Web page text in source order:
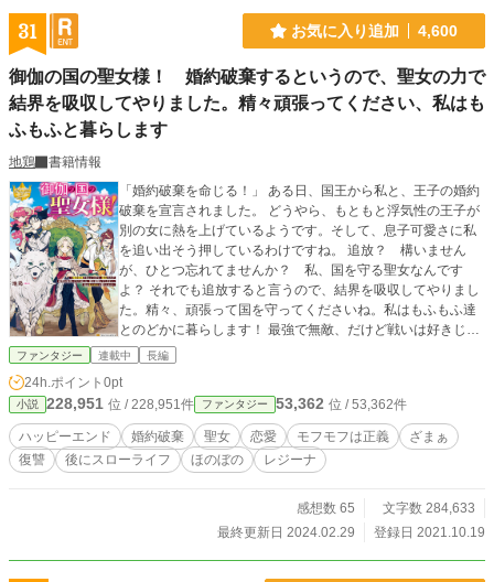
31 お気に入り追加 4,600
御伽の国の聖女様！ 婚約破棄するというので、聖女の力で
結界を吸収してやりました。精々頑張ってください、私はも
ふもふと暮らします
地鶏
書籍情報
「婚約破棄を命じる！」 ある日、国王から私と、王子の婚約
破棄を宣言されました。 どうやら、もともと浮気性の王子が
別の女に熱を上げているようです。そして、息子可愛さに私
を追い出そう押しているわけですね。 追放？ 構いません
が、ひとつ忘れてませんか？ 私、国を守る聖女なんです
よ？ それでも追放すると言うので、結界を吸収してやりまし
た。精々、頑張って国を守ってくださいね。私はもふもふ達
とのどかに暮らします！ 最強で無敵、だけど戦いは好きじゃ
ない聖女が、もふもふと優しい仲間に囲まれて平和な日々を
◇◇◇◇◇ この作品はカクヨム、小説家になろう、ノベリズ
ムにも投稿しています。
ファンタジー 連載中 長編
24h.ポイント 0pt
小説 228,951 位 / 228,951件 ファンタジー 53,362 位 / 53,362件
ハッピーエンド 婚約破棄 聖女 恋愛 モフモフは正義
ざまぁ
復讐
後にスローライフ ほのぼの レジーナ
感想数 65
文字数 284,633
最終更新日 2024.02.29
登録日 2021.10.19